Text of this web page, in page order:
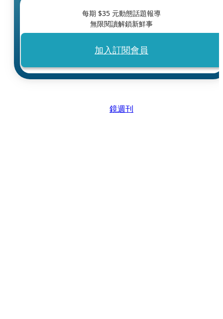
每期 $35 元動態話題報導
無限閱讀解鎖新鮮事
加入訂閱會員
鏡週刊